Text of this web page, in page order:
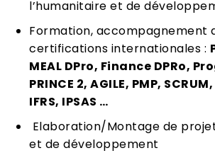
l’humanitaire et de
Formation, accompagnement
certifications internationales :
MEAL DPro, Finance DPRo,
PRINCE 2, AGILE, PMP,
IFRS, IPSAS …
Elaboration/Montage de
et de développement